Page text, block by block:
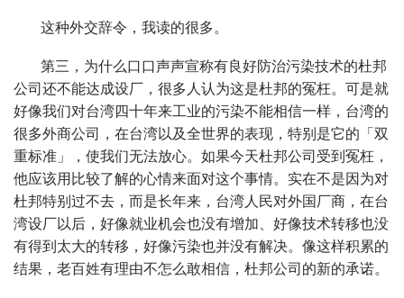
这种外交辞令，我读的很多。
第三，为什么口口声声宣称有良好防治污染技术的杜邦
公司还不能达成设厂，很多人认为这是杜邦的冤枉。可是就
好像我们对台湾四十年来工业的污染不能相信一样，台湾的
很多外商公司，在台湾以及全世界的表现，特别是它的「双
重标准」，使我们无法放心。如果今天杜邦公司受到冤枉，
他应该用比较了解的心情来面对这个事情。实在不是因为对
杜邦特别过不去，而是长年来，台湾人民对外国厂商，在台
湾设厂以后，好像就业机会也没有增加、好像技术转移也没
有得到太大的转移，好像污染也并没有解决。像这样积累的
结果，老百姓有理由不怎么敢相信，杜邦公司的新的承诺。